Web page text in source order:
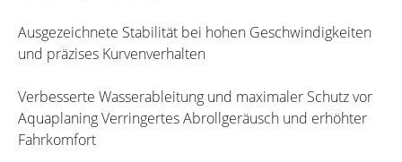
Ausgezeichnete Stabilität bei hohen Geschwindigkeiten
und präzises Kurvenverhalten
Verbesserte Wasserableitung und maximaler Schutz vor
Aquaplaning Verringertes Abrollgeräusch und erhöhter
Fahrkomfort